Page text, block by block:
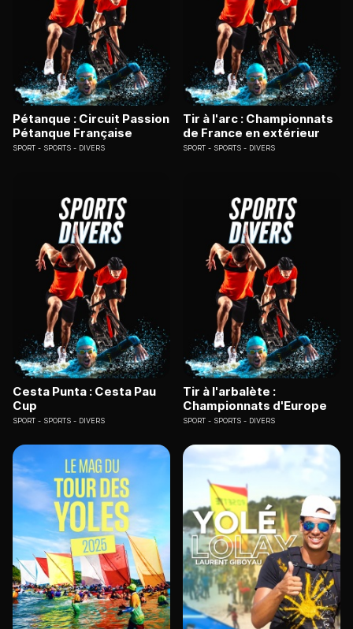
Pétanque : Circuit Passion
Pétanque Française
SPORT SPORTS - DIVERS
Tir à l'arc : Championnats
de France en extérieur
SPORT SPORTS - DIVERS
Cesta Punta : Cesta Pau
Cup
SPORT SPORTS - DIVERS
Tir à l'arbalète :
Championnats d'Europe
SPORT SPORTS - DIVERS